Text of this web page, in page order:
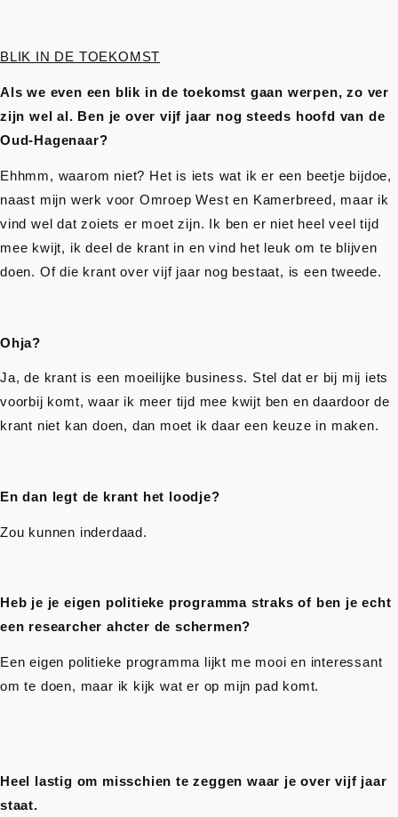
BLIK IN DE TOEKOMST
Als we even een blik in de toekomst gaan werpen, zo ver
zijn wel al. Ben je over vijf jaar nog steeds hoofd van de
Oud-Hagenaar?
Ehhmm, waarom niet? Het is iets wat ik er een beetje bijdoe,
naast mijn werk voor Omroep West en Kamerbreed, maar ik
vind wel dat zoiets er moet zijn. Ik ben er niet heel veel tijd
mee kwijt, ik deel de krant in en vind het leuk om te blijven
doen. Of die krant over vijf jaar nog bestaat, is een tweede.
Ohja?
Ja, de krant is een moeilijke business. Stel dat er bij mij iets
voorbij komt, waar ik meer tijd mee kwijt ben en daardoor de
krant niet kan doen, dan moet ik daar een keuze in maken.
En dan legt de krant het loodje?
Zou kunnen inderdaad.
Heb je je eigen politieke programma straks of ben je echt
een researcher ahcter de schermen?
Een eigen politieke programma lijkt me mooi en interessant
om te doen, maar ik kijk wat er op mijn pad komt.
Heel lastig om misschien te zeggen waar je over vijf jaar
staat.